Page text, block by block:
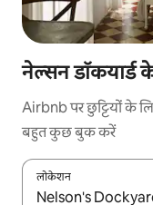
नेल्सन डॉकयार्ड
Airbnb पर छुट्टियों के
बहुत कुछ बुक करें
लोकेशन
नतीजों के उपलब्ध होने